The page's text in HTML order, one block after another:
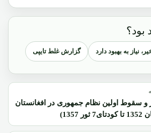
بود؟
نیاز به بهبود دارد گزارش غلط تایپی
و سقوط اولین نظام جمهوری در افغانستان